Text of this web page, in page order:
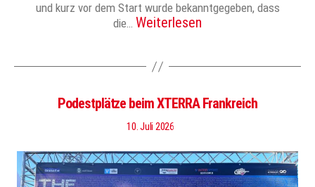
und kurz vor dem Start wurde bekanntgegeben, dass
die… Weiterlesen
Podestplätze beim XTERRA Frankreich
10. Juli 2026